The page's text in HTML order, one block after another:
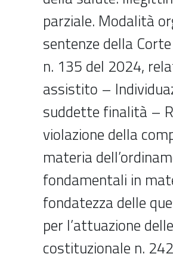
parziale. Modalità
sentenze della
n. 135 del 2024,
assistito –
suddette finalità –
violazione della
materia
fondamentali in
fondatezza delle
per l’attuazione
costituzionale n.